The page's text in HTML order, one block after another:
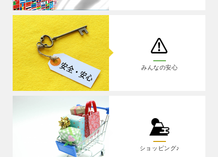
みんなの安心
ショッピング♪